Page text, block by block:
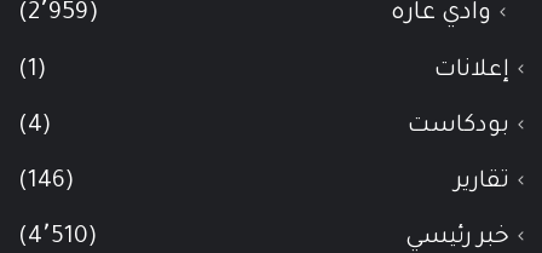
وادي عاره (2٬959)
إعلانات (1)
بودكاست (4)
تقارير (146)
خبر رئيسي (4٬510)